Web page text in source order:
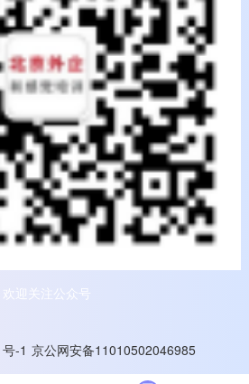
欢迎关注公众号
-1 京公网安备11010502046985